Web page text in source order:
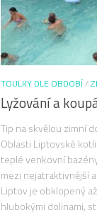
TOULKY DLE OBDOBÍ/
Lyžování a
Tip na skvělou zimní
Oblasti Liptovské
teplé venkovní
mezi nejatraktivnější
Liptov je obklopený
hlubokými dolinami,